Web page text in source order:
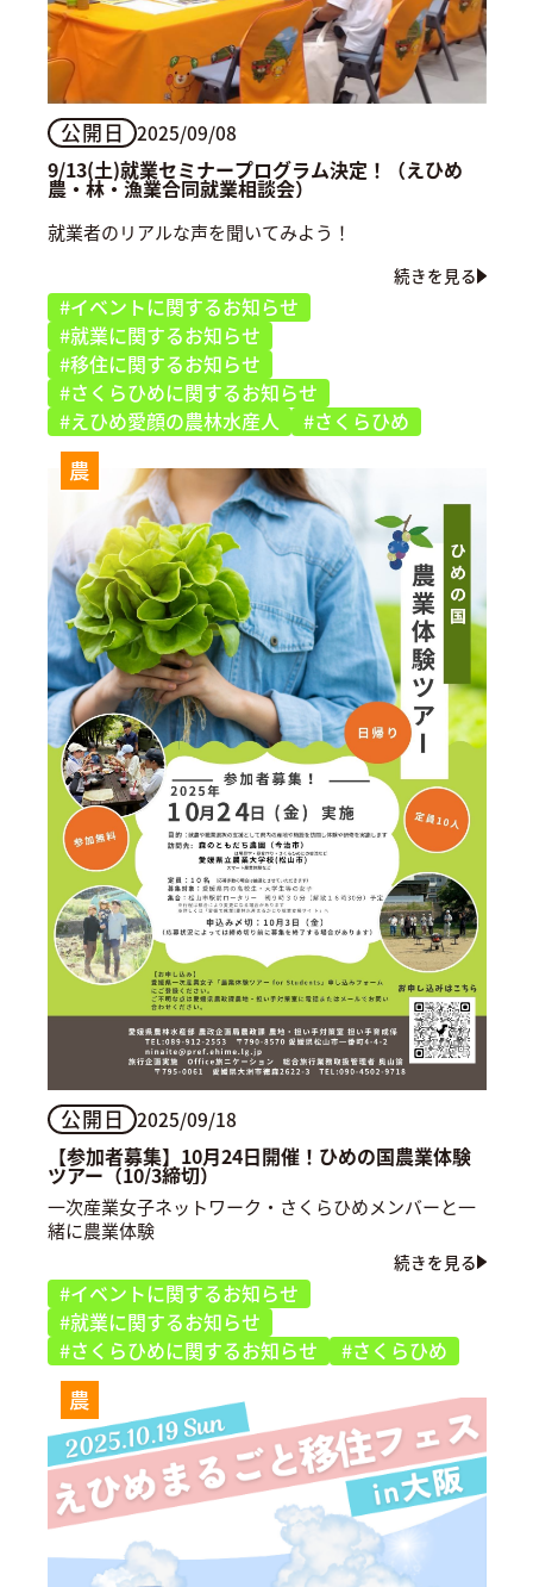
公開日 2025/09/08
9/13(土)就業セミナープログラム決定！（えひめ
農・林・漁業合同就業相談会）
就業者のリアルな声を聞いてみよう！
続きを見る
#イベントに関するお知らせ
#就業に関するお知らせ
#移住に関するお知らせ
#さくらひめに関するお知らせ
#えひめ愛顔の農林水産人
#さくらひめ
農
公開日 2025/09/18
【参加者募集】10月24日開催！ひめの国農業体験
ツアー（10/3締切）
一次産業女子ネットワーク・さくらひめメンバーと一
緒に農業体験
続きを見る
#イベントに関するお知らせ
#就業に関するお知らせ
#さくらひめに関するお知らせ
#さくらひめ
農